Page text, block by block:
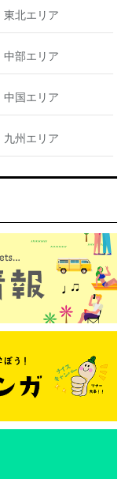
東北エリア
中部エリア
中国エリア
九州エリア